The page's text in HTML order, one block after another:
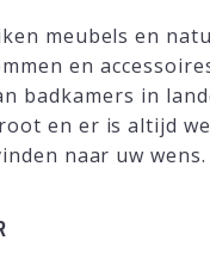
meubels en
en
badkamers in
en er is altijd
naar uw wens.